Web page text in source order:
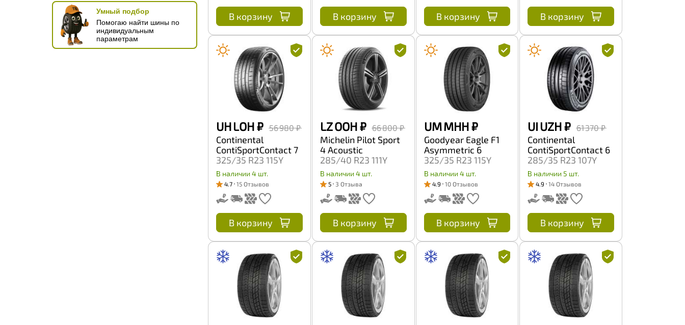
Goodyear
Greentrac
Grenlander
Gripmax
Habilead
Умный подбор
Помогаю найти шины по
индивидуальным
параметрам
В корзину В корзину В корзину В корзину
UH LOH₽ 56 980 ₽
Continental
ContiSportContact 7
325/35 R23 115Y
В наличии 4 шт.
4.7 15 Отзывов
В корзину
LZ OOH₽ 66 800 ₽
Michelin Pilot Sport
4 Acoustic
285/40 R23 111Y
В наличии 4 шт.
5 3 Отзыва
В корзину
UM MHH₽
Goodyear Eagle F1
Asymmetric 6
325/35 R23 115Y
В наличии 4 шт.
4.9 10 Отзывов
В корзину
UI UZH₽ 61 370 ₽
Continental
ContiSportContact 6
285/35 R23 107Y
В наличии 5 шт.
4.9 14 Отзывов
В корзину